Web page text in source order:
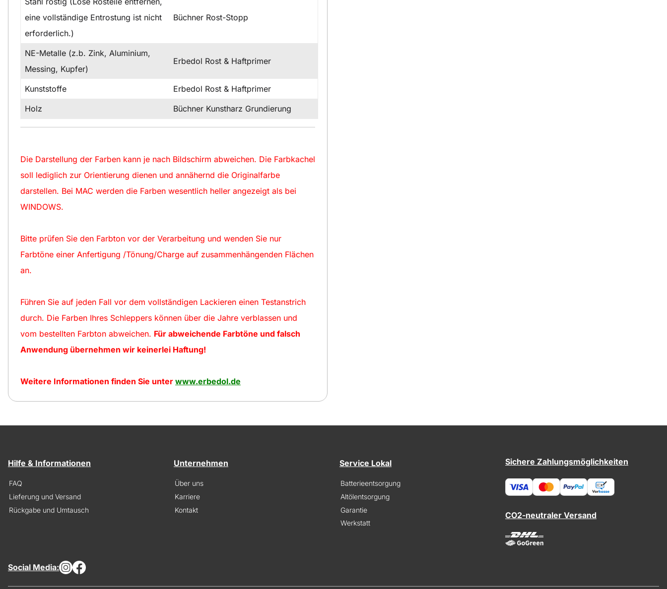
eine vollständige Entrostung ist nicht
erforderlich.)
Büchner Rost-Stopp
NE-Metalle (z.b. Zink, Aluminium,
Messing, Kupfer)
Erbedol Rost & Haftprimer
Kunststoffe
Erbedol Rost & Haftprimer
Holz
Büchner Kunstharz Grundierung
Die Darstellung der Farben kann je nach Bildschirm abweichen. Die Farbkachel
soll lediglich zur Orientierung dienen und annähernd die Originalfarbe
darstellen. Bei MAC werden die Farben wesentlich heller angezeigt als bei
WINDOWS.
Bitte prüfen Sie den Farbton vor der Verarbeitung und wenden Sie nur
Farbtöne einer Anfertigung /Tönung/Charge auf zusammenhängenden Flächen
an.
Führen Sie auf jeden Fall vor dem vollständigen Lackieren einen Testanstrich
durch. Die Farben Ihres Schleppers können über die Jahre verblassen und
vom bestellten Farbton abweichen. Für abweichende Farbtöne und falsch
Anwendung übernehmen wir keinerlei Haftung!
Weitere Informationen finden Sie unter www.erbedol.de
Hilfe & Informationen
FAQ
Lieferung und Versand
Rückgabe und Umtausch
Unternehmen
Über uns
Karriere
Kontakt
Service Lokal
Batterieentsorgung
Altölentsorgung
Garantie
Werkstatt
Sichere Zahlungsmöglichkeiten
CO2-neutraler Versand
Social Media: